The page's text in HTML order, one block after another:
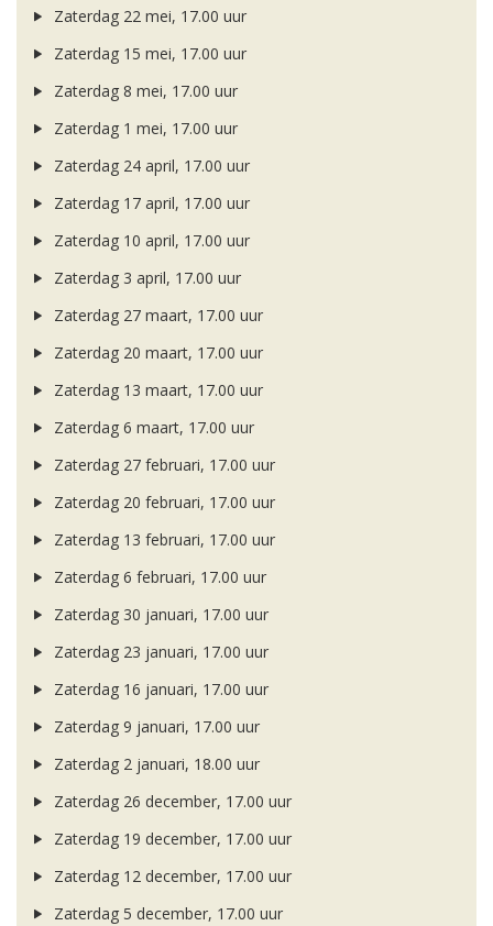
Zaterdag 22 mei, 17.00 uur
Zaterdag 15 mei, 17.00 uur
Zaterdag 8 mei, 17.00 uur
Zaterdag 1 mei, 17.00 uur
Zaterdag 24 april, 17.00 uur
Zaterdag 17 april, 17.00 uur
Zaterdag 10 april, 17.00 uur
Zaterdag 3 april, 17.00 uur
Zaterdag 27 maart, 17.00 uur
Zaterdag 20 maart, 17.00 uur
Zaterdag 13 maart, 17.00 uur
Zaterdag 6 maart, 17.00 uur
Zaterdag 27 februari, 17.00 uur
Zaterdag 20 februari, 17.00 uur
Zaterdag 13 februari, 17.00 uur
Zaterdag 6 februari, 17.00 uur
Zaterdag 30 januari, 17.00 uur
Zaterdag 23 januari, 17.00 uur
Zaterdag 16 januari, 17.00 uur
Zaterdag 9 januari, 17.00 uur
Zaterdag 2 januari, 18.00 uur
Zaterdag 26 december, 17.00 uur
Zaterdag 19 december, 17.00 uur
Zaterdag 12 december, 17.00 uur
Zaterdag 5 december, 17.00 uur